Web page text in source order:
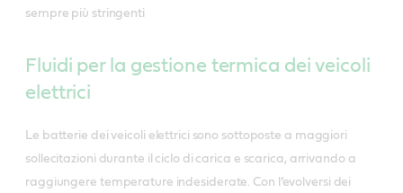
rapida² e maggiore durata³.
raffreddamento indiretto della batteria ³Rispetto a un fluido
per trasmissioni di veicoli elettrici standard
sempre più stringenti
Fluidi per la gestione termica dei veicoli
elettrici
Le batterie dei veicoli elettrici sono sottoposte a maggiori
sollecitazioni durante il ciclo di carica e scarica, arrivando a
raggiungere temperature indesiderate. Con l’evolversi dei